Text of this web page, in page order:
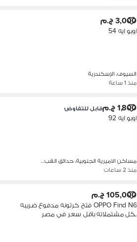
3,000 ج.م
اوبو ايه 54
السيوف، الإسكندرية
منذ 1 ساعة
1,800 ج.م قابل للتفاوض
اوبو ايه 92
مساكن الاميرية الجنوبية، حدائق القب…
منذ 2 ساعات
105,000 ج.م
OPPO Find N6 فتح كرتونه مدفوع ضريبه
بكل مشتملاته باقل سعر في مصر